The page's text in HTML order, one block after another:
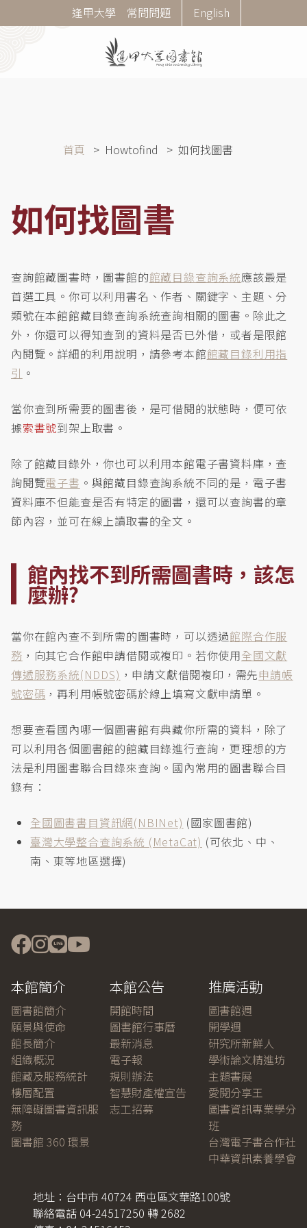
至
Corner
Menu
逢甲大學 常問問題 English
首頁 Howtofind 如何找圖書
如何找圖書
查詢館藏圖書時，圖書館的館藏目錄查詢系統應該最是
首選工具。你可以利用書名、作者、關鍵字、主題、分
類號在本館館藏目錄查詢系統查詢相關的圖書。除此之
外，你還可以得知查到的資料是否已外借，或者是限館
內閱覽。詳細的利用說明，請參考本館館藏目錄利用指
引 。
當你查到所需要的圖書後，是可借閱的狀態時，便可依
據索書號到架上取書。
除了館藏目錄外，你也可以利用本館電子書資料庫，查
詢閱覽電子書 。與館藏目錄查詢系統不同的是，電子書
資料庫不但能查是否有特定的圖書，還可以查詢書的章
節內容，並可在線上讀取書的全文。
館內找不到所需圖書時，該怎
麼辦?
當你在館內查不到所需的圖書時，可以透過館際合作服
務 ，向其它合作館申請借閱或複印。若你使用全國文獻
傳遞服務系統(NDDS) ，申請文獻借閱複印，需先申請帳
號密碼 ，再利用帳號密碼於線上填寫文獻申請單。
想要查看國內哪一個圖書館有典藏你所需的資料，除了
可以利用各個圖書館的館藏目錄進行查詢，更理想的方
法是利用圖書聯合目錄來查詢。國內常用的圖書聯合目
錄有：
全國圖書書目資訊網(NBINet) (國家圖書館)
臺灣大學整合查詢系統 (MetaCat) (可依北、中、
南、東等地區選擇)
本館簡介
圖書館簡介
願景與使命
館長簡介
組織概況
館藏及服務統計
樓層配置
無障礙圖書資訊服
務
圖書館 360 環景
本館公告
開館時間
圖書館行事曆
最新消息
電子報
規則辦法
智慧財產權宣告
志工招募
推廣活動
圖書館週
開學週
研究所新鮮人
學術論文精進坊
主題書展
愛閱分享王
圖書資訊專業學分
班
台灣電子書合作社
中華資訊素養學會
地址：台中市 40724 西屯區文華路100號
聯絡電話 04-24517250 轉 2682